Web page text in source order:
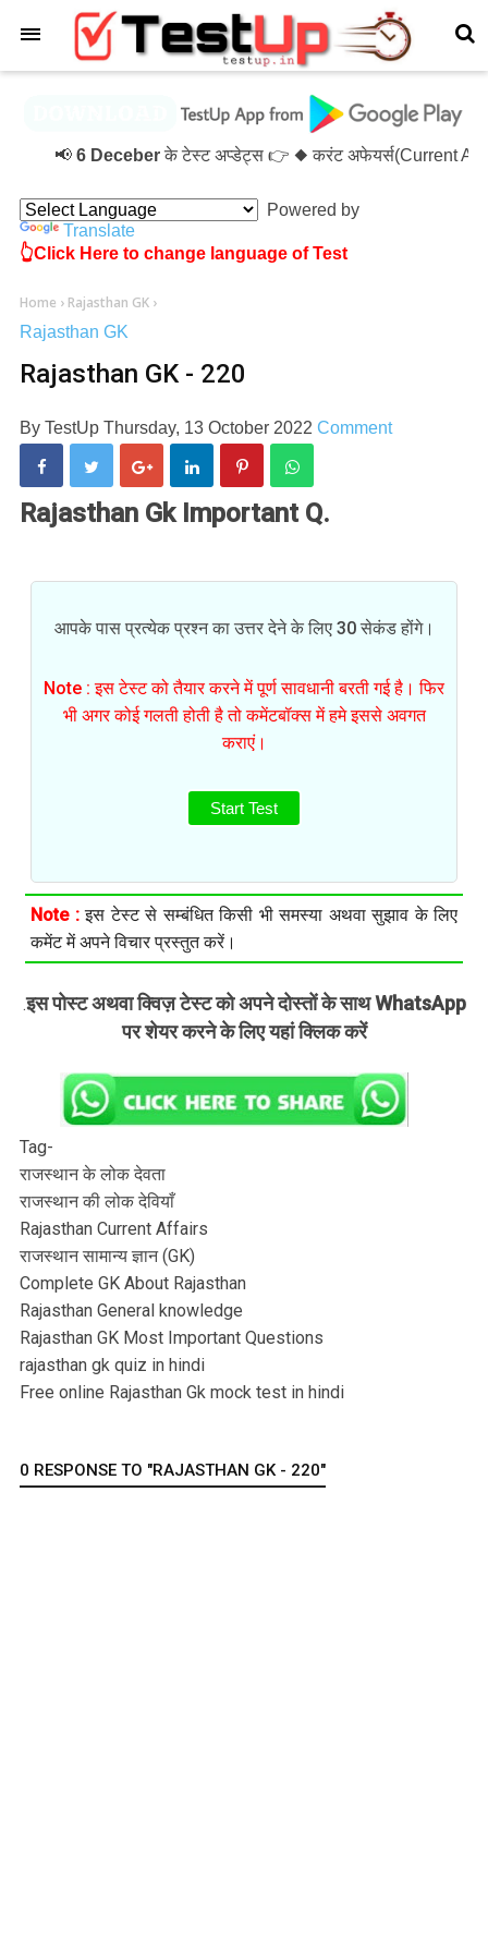
6 Deceberके टेस्ट अप्डेट्स 👉 ◆ करंट अफेयर्स(Current
Powered by
Translate
👆Click Here to change language of Test
Home › Rajasthan GK ›
Rajasthan GK
Rajasthan GK - 220
By TestUp Thursday, 13 October 2022 Comment
Rajasthan Gk Important Q.
आपके पास प्रत्येक प्रश्न का उत्तर देने के लिए 30 सेकंड होंगे।
Note : इस टेस्ट को तैयार करने में पूर्ण सावधानी बरती गई है। फिर
भी अगर कोई गलती होती है तो कमेंटबॉक्स में हमे इससे अवगत
कराएं।
Start Test
Note :इस टेस्ट से सम्बंधित किसी भी समस्या अथवा सुझाव के लिए
कमेंट में अपने विचार प्रस्तुत करें।
.इस पोस्ट अथवा क्विज़ टेस्ट को अपने दोस्तों के साथ WhatsApp
पर शेयर करने के लिए यहां क्लिक करें
Tag-
राजस्थान के लोक देवता
राजस्थान की लोक देवियाँ
Rajasthan Current Affairs
राजस्थान सामान्य ज्ञान (GK)
Complete GK About Rajasthan
Rajasthan General knowledge
Rajasthan GK Most Important Questions
rajasthan gk quiz in hindi
Free online Rajasthan Gk mock test in hindi
0 RESPONSE TO "RAJASTHAN GK - 220"